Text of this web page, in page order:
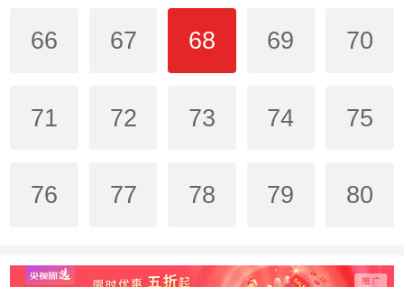
66 67 68 69 70
71 72 73 74 75
76 77 78 79 80